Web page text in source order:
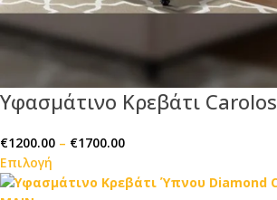
Υφασμάτινο Κρεβάτι Carolos
€1200.00 – €1700.00
Επιλογή